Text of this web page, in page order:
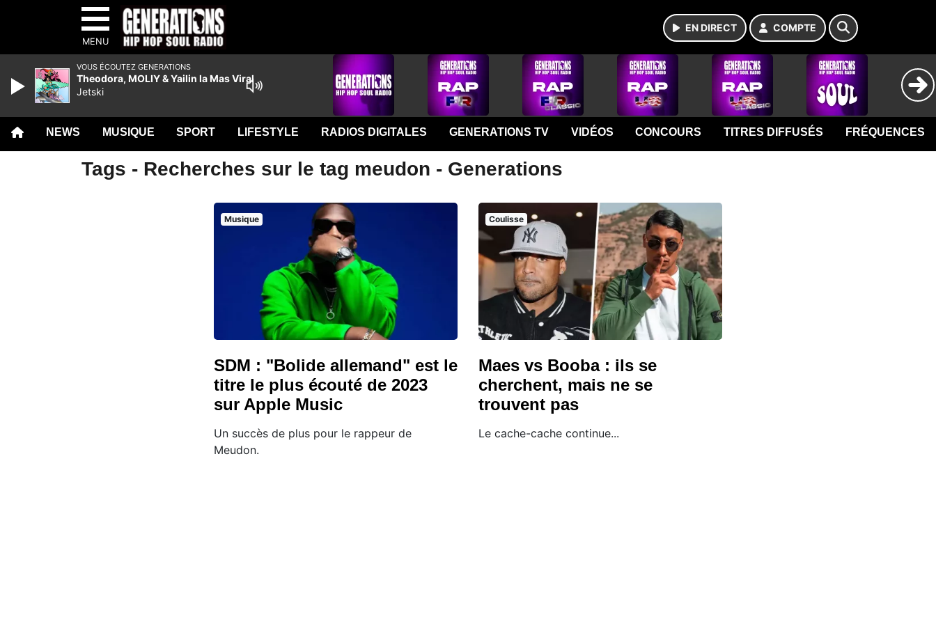
MENU
EN DIRECT COMPTE
NEWS MUSIQUE SPORT LIFESTYLE RADIOS DIGITALES GENERATIONS TV VIDÉOS CONCOURS TITRES DIFFUSÉS FRÉQUENCES
Tags - Recherches sur le tag meudon - Generations
Musique
SDM : "Bolide allemand" est le
titre le plus écouté de 2023
sur Apple Music
Un succès de plus pour le rappeur de
Meudon.
Coulisse
Maes vs Booba : ils se
cherchent, mais ne se
trouvent pas
Le cache-cache continue...
VOUS ÉCOUTEZ GENERATIONS
Theodora, MOLIY & Yailin la Mas Viral
Jetski